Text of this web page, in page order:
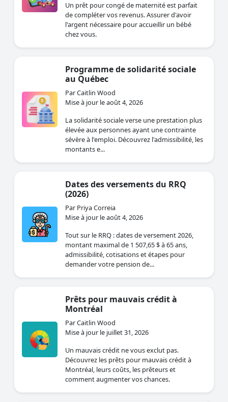
Un prêt pour congé de maternité est parfait
de compléter vos revenus. Assurer d'avoir
l'argent nécessaire pour accueillir un bébé
chez vous.
Programme de solidarité sociale
au Québec
Par Caitlin Wood
Mise à jour le août 4, 2026
La solidarité sociale verse une prestation plus
élevée aux personnes ayant une contrainte
sévère à l'emploi. Découvrez l'admissibilité, les
montants e...
Dates des versements du RRQ
(2026)
Par Priya Correia
Mise à jour le août 4, 2026
Tout sur le RRQ : dates de versement 2026,
montant maximal de 1 507,65 $ à 65 ans,
admissibilité, cotisations et étapes pour
demander votre pension de...
Prêts pour mauvais crédit à
Montréal
Par Caitlin Wood
Mise à jour le juillet 31, 2026
Un mauvais crédit ne vous exclut pas.
Découvrez les prêts pour mauvais crédit à
Montréal, leurs coûts, les prêteurs et
comment augmenter vos chances.